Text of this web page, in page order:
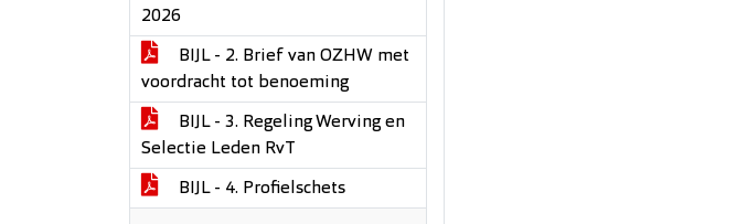
2026
BIJL - 2. Brief van OZHW met
voordracht tot benoeming
BIJL - 3. Regeling Werving en
Selectie Leden RvT
BIJL - 4. Profielschets